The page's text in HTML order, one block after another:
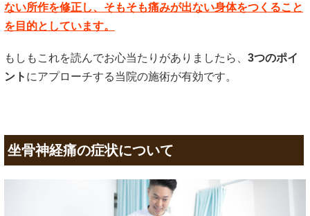
ない所作を修正し、そもそも痛みが出ない身体をつくること
を目的としています。
もしもこれを読んでお心当たりがありましたら、 3つのポイ
ント にアプローチする当院の施術が有効です。
坐骨神経痛の症状について